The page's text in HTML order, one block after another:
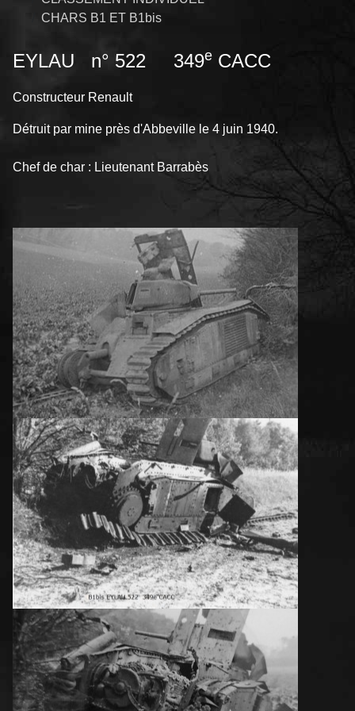
CHARS B1 ET B1bis
EYLAU n° 522 349e CACC
Constructeur Renault
Détruit par mine près d'Abbeville le 4 juin 1940.
Chef de char : Lieutenant Barrabès